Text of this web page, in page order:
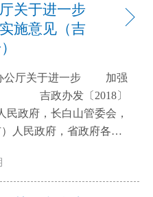
2018年3月6日
工作安排 2018
体思路是：以党的十九
列决策部署，牢固树立
面实施食品药品安全战
调，强化源头严防、过
食品药品安全放心工
药安全，促进食品药品
健康发展。 一、强化
关于进一步
施意见（吉
〕
人民政府，省政府各厅
文物承载历史，传承文
民族的历史，守护中华